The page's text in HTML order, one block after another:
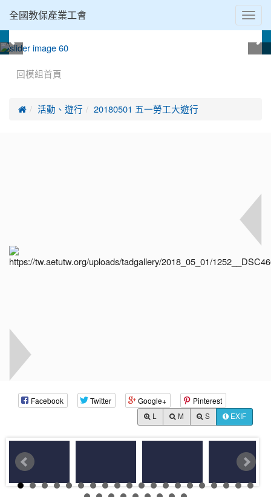
全國教保產業工會
回模組首頁
 活動、遊行 20180501 五一勞工大遊行
Facebook Twitter Google+ Pinterest
M S EXIF